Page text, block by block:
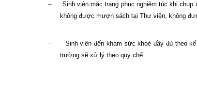
–
Sinh viên mặc trang phục nghiêm túc khi
không được mượn sách tại Thư viện, không
–
Sinh viên đến khám sức khoẻ đầy đủ theo
trường sẽ xử lý theo quy chế.